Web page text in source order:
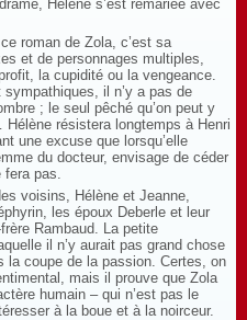
Hélène s’est remariée avec
roman de Zola, c’est sa
et de personnages multiples,
la cupidité ou la vengeance.
il n’y a pas de
; le seul pêché qu’on peut y
Hélène résistera longtemps à Henri
une excuse que lorsqu’elle
du docteur, envisage de céder
fera pas.
voisins, Hélène et Jeanne,
les époux Deberle et leur
Rambaud. La petite
il n’y aurait pas grand chose
coupe de la passion. Certes, on
mais il prouve que Zola
humain – qui n’est pas le
à la boue et à la noirceur.